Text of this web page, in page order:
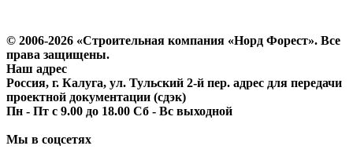
© 2006-2026 «Строительная компания «Норд Форест». Все
права защищены.
Наш адрес
Россия, г. Калуга, ул. Тульский 2-й пер. адрес для передачи
проектной документации (сдэк)
Пн - Пт с 9.00 до 18.00 Сб - Вс выходной
Мы в соцсетях